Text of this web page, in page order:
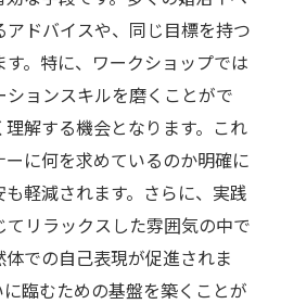
ドバイスや、同じ目標を持つ
。特に、ワークショップでは
ョンスキルを磨くことがで
解する機会となります。これ
に何を求めているのか明確に
軽減されます。さらに、実践
リラックスした雰囲気の中で
での自己表現が促進されま
臨むための基盤を築くことが